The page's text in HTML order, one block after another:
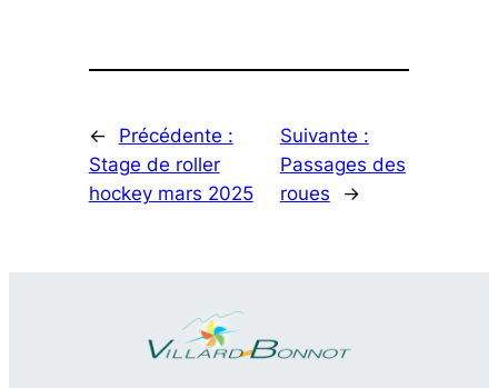
←
Précédente :
Stage de roller
hockey mars 2025
Suivante :
Passages des
roues
→